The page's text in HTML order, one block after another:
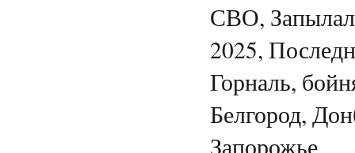
СВО,
2025,
Горналь,
Белгород,
Запорожье